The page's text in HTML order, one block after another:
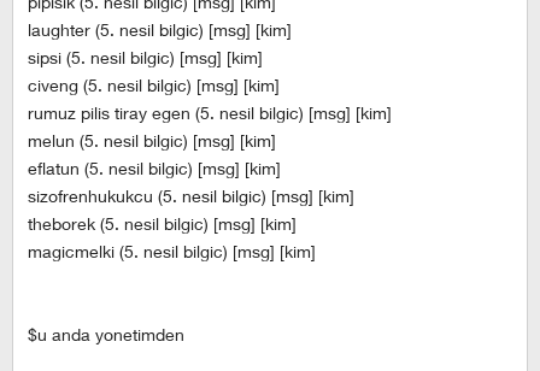
laughter (5. nesil bilgic) [msg] [kim]
sipsi (5. nesil bilgic) [msg] [kim]
civeng (5. nesil bilgic) [msg] [kim]
rumuz pilis tiray egen (5. nesil bilgic) [msg] [kim]
melun (5. nesil bilgic) [msg] [kim]
eflatun (5. nesil bilgic) [msg] [kim]
sizofrenhukukcu (5. nesil bilgic) [msg] [kim]
theborek (5. nesil bilgic) [msg] [kim]
magicmelki (5. nesil bilgic) [msg] [kim]
$u anda yonetimden